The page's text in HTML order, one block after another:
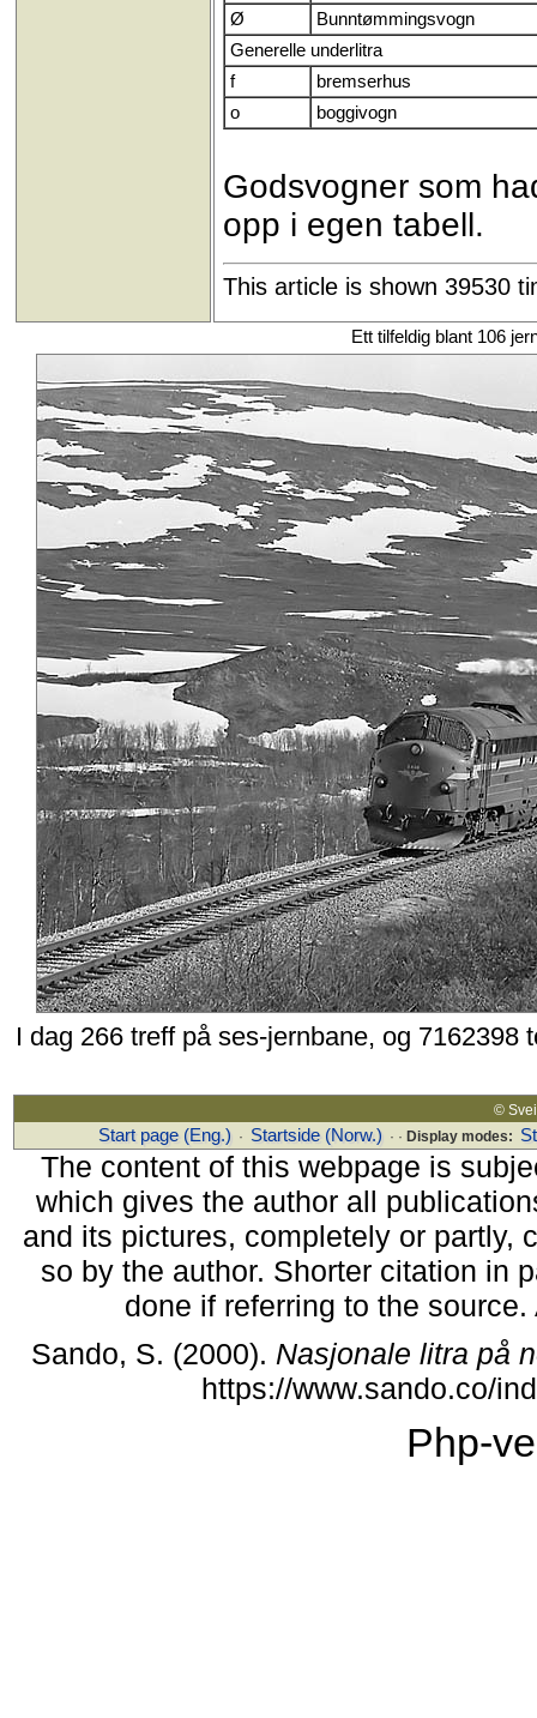
Ø
Bunntømmingsvogn
Generelle underlitra
f
bremserhus
o
boggivogn
Godsvogner som
opp i egen tabell.
This article is shown 39530
Ett tilfeldig blant 106
I dag 266 treff på ses-jernbane, og
©
Start page (Eng.) · Startside (Norw.) · · Display modes:
The content of this webpage is
which gives the author all
and its pictures, completely or partly,
so by the author. Shorter citation in
done if referring to the
Sando, S. (2000). Nasjonale litra på
https://www.sando.co/
Php-